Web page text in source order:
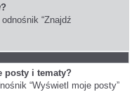
“Znajdź
posty i tematy?
“Wyświetl moje posty”